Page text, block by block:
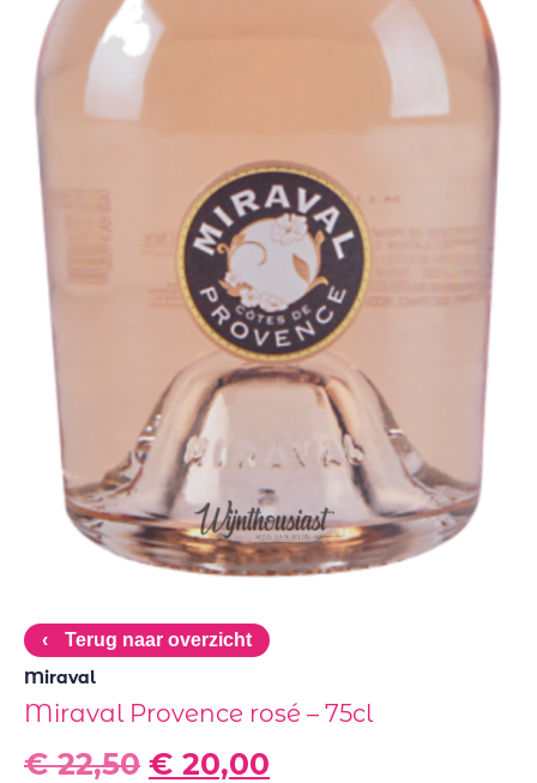
‹ Terug naar overzicht
Miraval
Miraval Provence rosé – 75cl
€22,50 € 20,00